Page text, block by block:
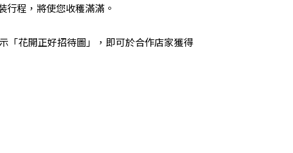
程，將使您收穫滿滿。
「花開正好招待圖」，即可於合作店家獲得